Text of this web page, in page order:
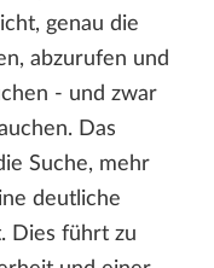
genau die
abzurufen und
- und zwar
Das
Suche, mehr
deutliche
Dies führt zu